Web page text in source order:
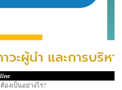
วะผู้นำ และการบริห
องเป็นอย่างไร?